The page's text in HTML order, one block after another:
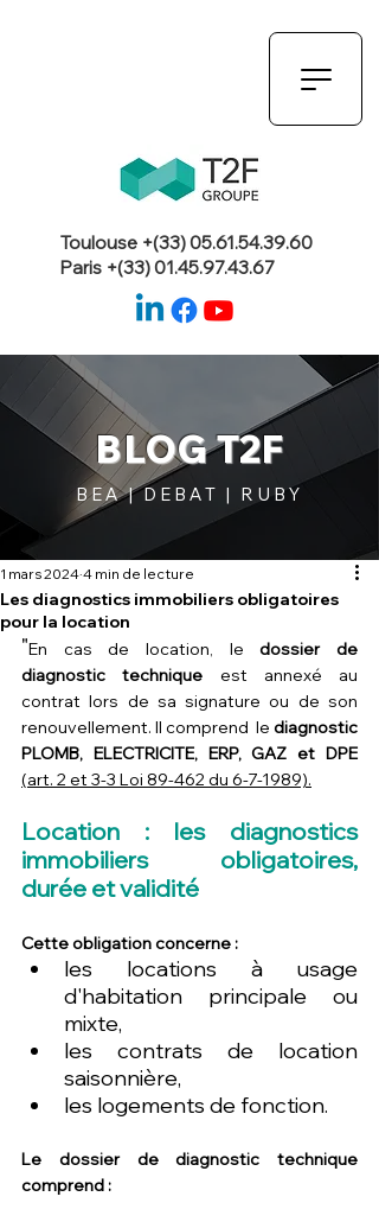
Toulouse +(33)05.61.54.39.60
Paris +(33)01.45.97.43.67
BLOG T2F
BEA | DEBAT | RUBY
Les diagnostics immobiliers obligatoires
pour la location
1 mars 2024 4 min de lecture
"En cas de location, le dossier de
diagnostic technique est annexé au
contrat lors de sa signature ou de son
renouvellement. Il comprend  le diagnostic
PLOMB, ELECTRICITE, ERP, GAZ et DPE
(art. 2 et 3-3 Loi 89-462 du 6-7-1989).
Location : les diagnostics
immobiliers obligatoires,
durée et validité
Cette obligation concerne :
les locations à usage
d'habitation principale ou
mixte,
les contrats de location
saisonnière,
les logements de fonction.
Le dossier de diagnostic technique
comprend :